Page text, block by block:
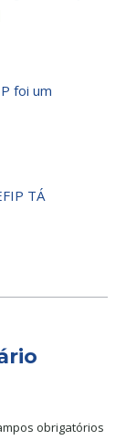
foi um
TÁ
obrigatórios